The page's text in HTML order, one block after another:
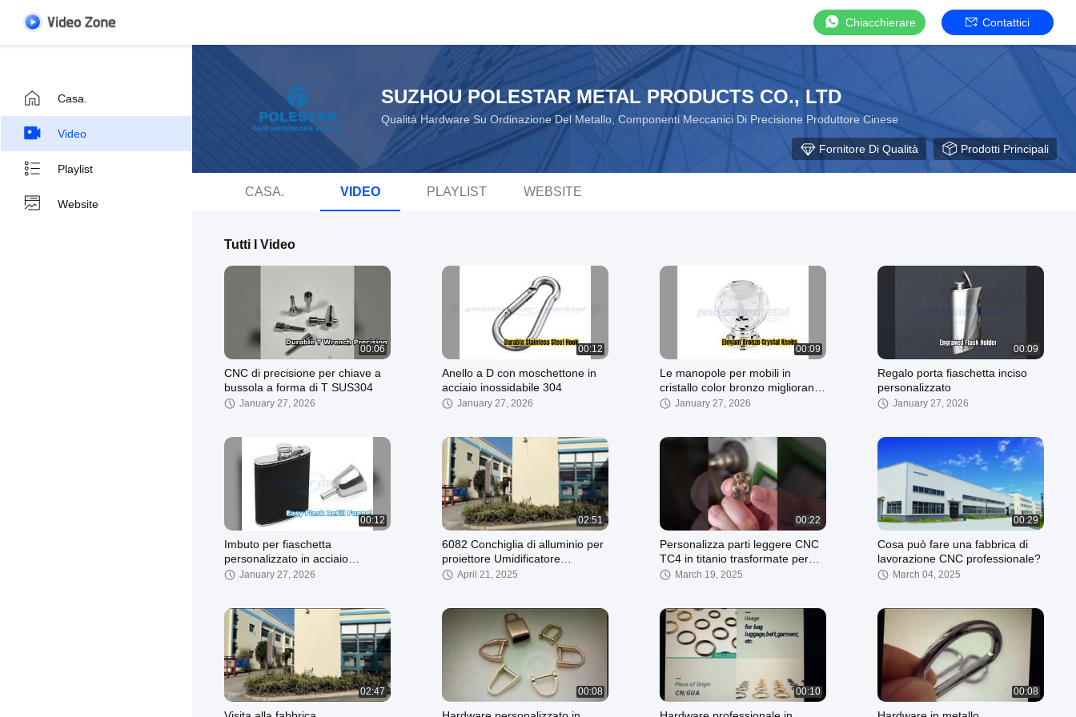
Chiacchierare Contattici
Casa.
Video
Playlist
Website
SUZHOU POLESTAR METAL PRODUCTS CO., LTD
Qualità Hardware Su Ordinazione Del Metallo, Componenti Meccanici Di Precisione Produttore Cinese
Fornitore Di Qualità Prodotti Principali
CASA. VIDEO PLAYLIST WEBSITE
Tutti I Video
00:06
CNC di precisione per chiave a
bussola a forma di T SUS304
January 27, 2026
00:12
Anello a D con moschettone in
acciaio inossidabile 304
January 27, 2026
00:09
Le manopole per mobili in
cristallo color bronzo migliorano
la tua cucina
January 27, 2026
00:09
Regalo porta fiaschetta inciso
personalizzato
January 27, 2026
00:12
Imbuto per fiaschetta
personalizzato in acciaio
inossidabile, facile ricarica
January 27, 2026
02:51
6082 Conchiglia di alluminio per
proiettore Umidificatore
Conchiglia Centro di lavorazione
April 21, 2025
00:22
Personalizza parti leggere CNC
TC4 in titanio trasformate per
controllore Bluetooth
March 19, 2025
00:29
Cosa può fare una fabbrica di
lavorazione CNC professionale?
March 04, 2025
02:47 00:08 00:10 00:08